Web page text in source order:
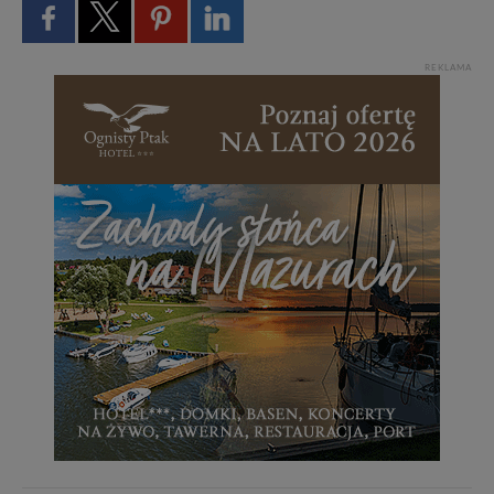
REKLAMA